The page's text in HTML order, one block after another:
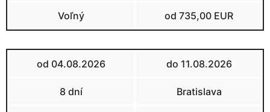
Voľný od 735,00 EUR
od 04.08.2026 do 11.08.2026
8 dní Bratislava